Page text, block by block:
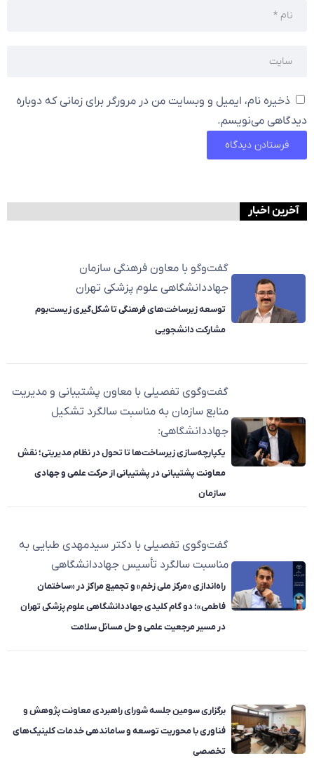
ذخیره نام، ایمیل و وبسایت من در مرورگر برای زمانی که دوباره
دیدگاهی می‌نویسم.
آخرین اخبار
گفت‌وگو با معاون فرهنگی سازمان
جهاددانشگاهی علوم پزشکی تهران
توسعه زیرساخت‌های فرهنگی تا شکل‌گیری زیست‌بوم
مشارکت دانشجویی
گفت‌وگوی تفصیلی با معاون پشتیبانی و مدیریت
منابع سازمان به مناسبت سالگرد تشکیل
جهاددانشگاهی:
یکپارچه‌سازی زیرساخت‌ها تا تحول در نظام مدیریتی؛ نقش
معاونت پشتیبانی در پشتیبانی از حرکت علمی و جهادی
سازمان
گفت‌وگوی تفصیلی با دکتر سیدمهدی طبایی به
مناسبت سالگرد تأسیس جهاددانشگاهی
راه‌اندازی «مرکز ملی زخم» و تجمیع مراکز در «ساختمان
فاطمی»؛ دو گام کلیدی جهاددانشگاهی علوم پزشکی تهران
در مسیر مرجعیت علمی و حل مسائل سلامت
برگزاری سومین جلسه شورای راهبردی معاونت پژوهش و
فناوری با محوریت توسعه و ساماندهی خدمات کلینیک‌های
تخصصی